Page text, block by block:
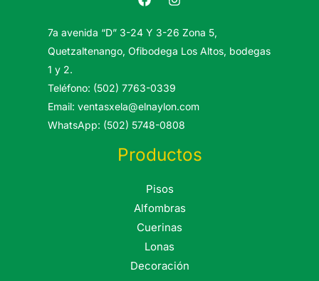
7a avenida “D” 3-24 Y 3-26 Zona 5,
Quetzaltenango, Ofibodega Los Altos, bodegas
1 y 2.
Teléfono: (502) 7763-0339
Email: ventasxela@elnaylon.com
WhatsApp: (502) 5748-0808
Productos
Pisos
Alfombras
Cuerinas
Lonas
Decoración